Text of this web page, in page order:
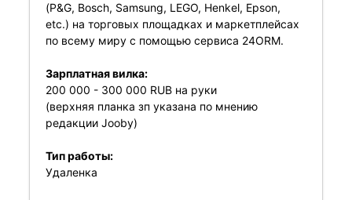
(P&G, Bosch, Samsung, LEGO, Henkel, Epson,
etc.) на торговых площадках и маркетплейсах
по всему миру с помощью сервиса 24ORM.
Зарплатная вилка:
200 000 - 300 000 RUB на руки
(верхняя планка зп указана по мнению
редакции Jooby)
Тип работы:
Удаленка